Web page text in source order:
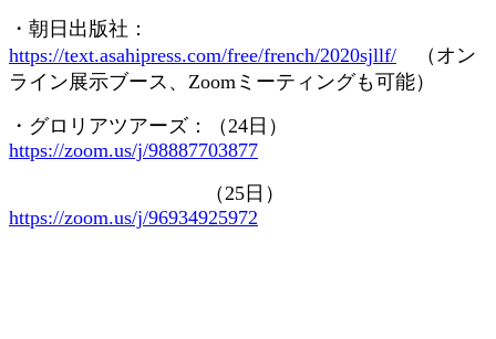
・朝日出版社：
https://text.asahipress.com/free/french/2020sjllf/ （オン
ライン展示ブース、 Zoom ミーティングも可能）
・グロリアツアーズ：（24 日）
https://zoom.us/j/98887703877
（25 日）
https://zoom.us/j/96934925972